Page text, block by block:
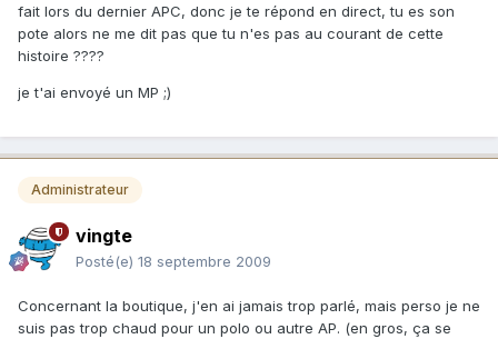
fait lors du dernier APC, donc je te répond en direct, tu es son
pote alors ne me dit pas que tu n'es pas au courant de cette
histoire ????
je t'ai envoyé un MP ;)
Administrateur
vingte
Posté(e) 18 septembre 2009
Concernant la boutique, j'en ai jamais trop parlé, mais perso je ne
suis pas trop chaud pour un polo ou autre AP. (en gros, ça se